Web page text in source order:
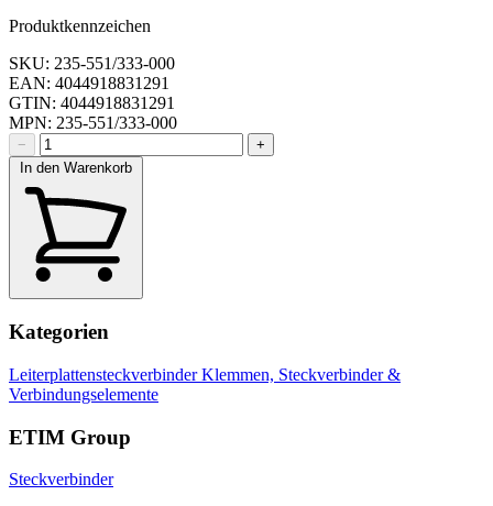
Produktkennzeichen
SKU: 235-551/333-000
EAN: 4044918831291
GTIN: 4044918831291
MPN: 235-551/333-000
−
+
In den Warenkorb
Kategorien
LeiterplattensteckverbinderKlemmen, Steckverbinder &
Verbindungselemente
ETIM Group
Steckverbinder